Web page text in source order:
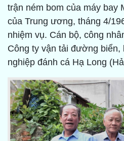
trận ném bom của máy bay
của Trung ương, tháng 4/
nhiệm vụ. Cán bộ, công
Công ty vận tải đường biển,
nghiệp đánh cá Hạ Long